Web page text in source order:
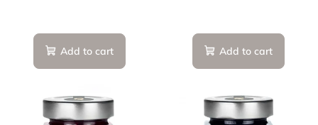
Add to cart Add to cart